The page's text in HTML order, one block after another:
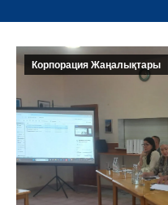
Корпорация Жаңалықтары